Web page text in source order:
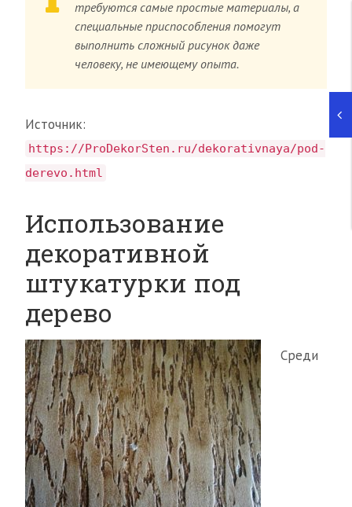
требуются самые простые материалы, а
специальные приспособления помогут
выполнить сложный рисунок даже
человеку, не имеющему опыта.
Источник:
https://ProDekorSten.ru/dekorativnaya/pod-
derevo.html
Использование
декоративной
штукатурки под
дерево
Среди